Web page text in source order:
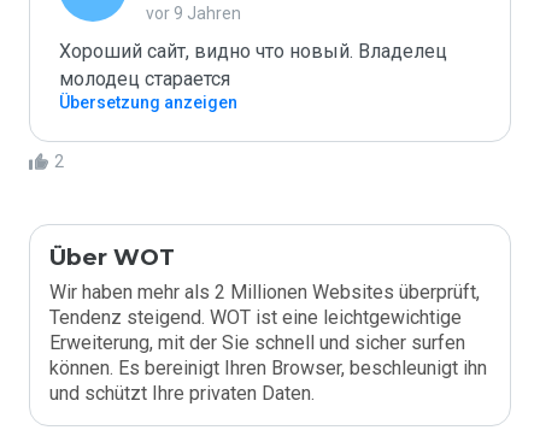
vor 9 Jahren
Хороший сайт, видно что новый. Владелец
молодец старается
Übersetzung anzeigen
2
Über WOT
Wir haben mehr als 2 Millionen Websites überprüft,
Tendenz steigend. WOT ist eine leichtgewichtige
Erweiterung, mit der Sie schnell und sicher surfen
können. Es bereinigt Ihren Browser, beschleunigt ihn
und schützt Ihre privaten Daten.